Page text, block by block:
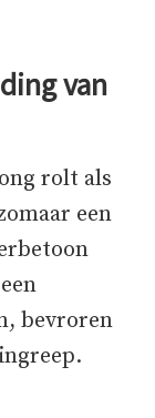
van
rolt als
een
bevroren